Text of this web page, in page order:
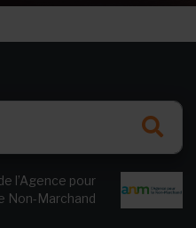
l’Agence pour
Non-Marchand